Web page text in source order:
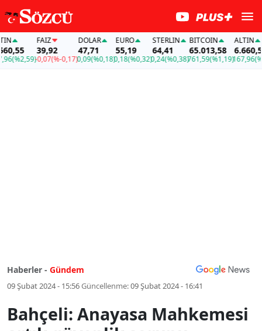
(%2,59)
FAİZ
39,92
-0,07(%-0,17)
DOLAR
47,71
0,09(%0,18)
EURO
55,19
0,18(%0,32)
STERLIN
64,41
0,24(%0,38)
BITCOIN
65.013,58
761,59(%1,19)
ALTIN
6.660,55
167,96
Haberler - Gündem
09 Şubat 2024 - 15:56Güncellenme:09 Şubat 2024 - 16:41
Bahçeli: Anayasa Mahkemesi